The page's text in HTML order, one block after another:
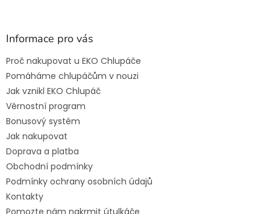
Informace pro vás
Proč nakupovat u EKO Chlupáče
Pomáháme chlupáčům v nouzi
Jak vznikl EKO Chlupáč
Věrnostní program
Bonusový systém
Jak nakupovat
Doprava a platba
Obchodní podmínky
Podmínky ochrany osobních údajů
Kontakty